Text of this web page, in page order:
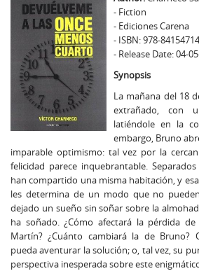
- Fiction
- Ediciones Carena
- ISBN: 978-
- Release Date: 04-
Synopsis
La mañana del 18
extrañado, con
latiéndole en la
embargo, Bruno
imparable optimismo: tal vez por la
felicidad parece inquebrantable.
han compartido una misma habitación, y
les determina de un modo que no
dejado un sueño sin soñar sobre la
ha soñado. ¿Cómo afectará la pérdida
Martín? ¿Cuánto cambiará la de Bruno?
pueda aventurar la solución; o, tal vez, su
perspectiva inesperada sobre este